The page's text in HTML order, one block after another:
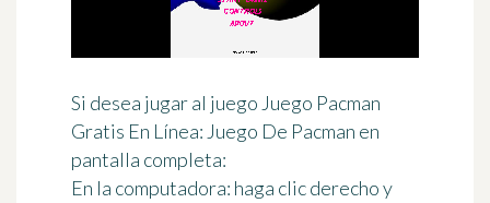
Si desea jugar al juego Juego Pacman
Gratis En Línea: Juego De Pacman en
pantalla completa:
En la computadora: haga clic derecho y